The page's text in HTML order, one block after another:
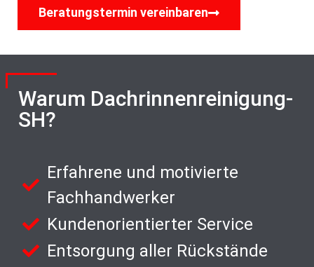
Beratungstermin vereinbaren
Warum Dachrinnenreinigung-
SH?
Erfahrene und motivierte
Fachhandwerker
Kundenorientierter Service
Entsorgung aller Rückstände